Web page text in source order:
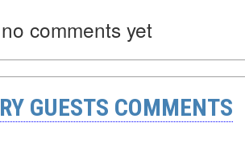
comments yet
GUESTS COMMENTS